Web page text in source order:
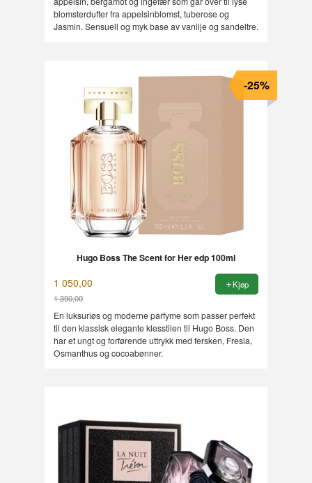
blomsterdufter fra appelsinblomst, tuberose og
Jasmin. Sensuell og myk base av vanilje og sandeltre.
Hugo Boss The Scent for Her edp 100ml
1 050,00
1 390,00
Rabatt
-25%
Kjøp
En luksuriøs og moderne parfyme som passer perfekt
til den klassisk elegante klesstilen til Hugo Boss. Den
har et ungt og forførende uttrykk med fersken, Fresia,
Osmanthus og cocoabønner.